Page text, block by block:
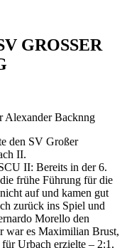
GROSSER A
Alexander Backnng
den SV Großer
II.
II: Bereits in der 6.
frühe Führung für die
auf und kamen gut
zurück ins Spiel und
Morello den
war es Maximilian Brust,
Urbach erzielte – 2:1,